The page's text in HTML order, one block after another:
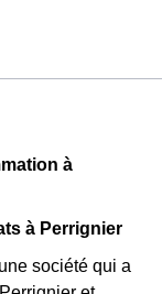
à
à Perrignier
société qui a